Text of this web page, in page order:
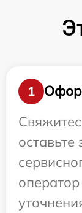
1
оставьте